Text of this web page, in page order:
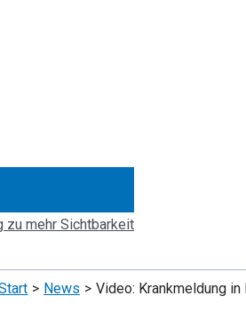
zu mehr Sichtbarkeit
News Video: Krankmeldung